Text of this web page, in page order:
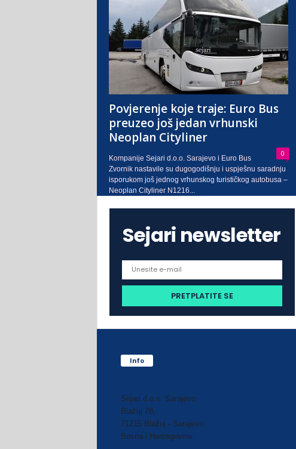
Povjerenje koje traje: Euro Bus
preuzeo još jedan vrhunski
Neoplan Cityliner
0
Kompanije Sejari d.o.o. Sarajevo i Euro Bus
Zvornik nastavile su dugogodišnju i uspješnu saradnju
isporukom još jednog vrhunskog turističkog autobusa –
Neoplan Cityliner N1216...
Sejari newsletter
Info
Sejari d.o.o. Sarajevo
Blažuj 78,
71215 Blažuj - Sarajevo
Bosna i Hercegovina